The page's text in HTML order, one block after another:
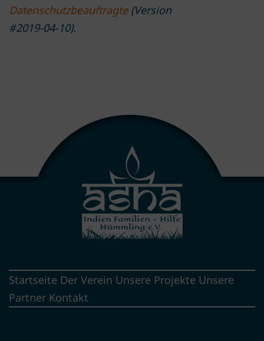
Datenschutzbeauftragte(Version
#2019-04-10).
Startseite Der Verein Unsere Projekte Unsere
Partner Kontakt